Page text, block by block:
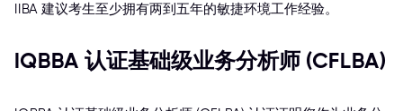
IIBA 建议考生至少拥有两到五年的敏捷环境工作经验。
IQBBA 认证基础级业务分析师 (CFLBA)